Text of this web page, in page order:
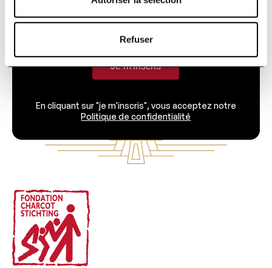
Refuser
Je m'inscris
En cliquant sur "je m'inscris", vous acceptez notre
Politique de confidentialité